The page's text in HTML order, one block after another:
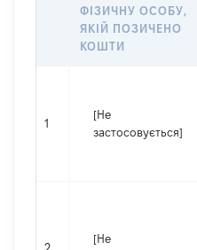
ФІЗИЧНУ ОСОБУ,
ЯКІЙ ПОЗИЧЕНО
КОШТИ
1
[Не
застосовується]
2
[Не